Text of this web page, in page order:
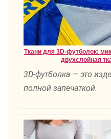
Ткани для 3D-футболок:
двухслойная
3D-футболка — это
полной запечаткой.